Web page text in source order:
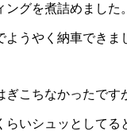
ングを煮詰めました
ようやく納車できま
こちなかったで
いシュッとして